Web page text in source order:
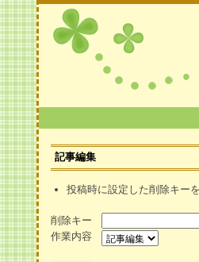
記事編集
投稿時に設定した削除キー
削除キー
作業内容